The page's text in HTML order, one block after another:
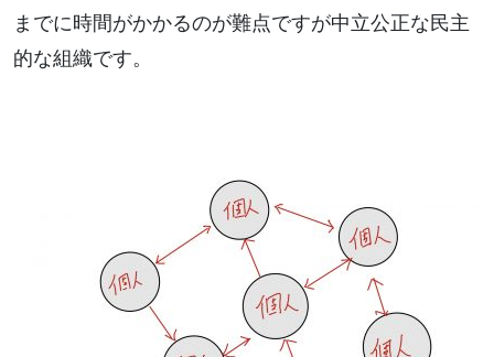
までに時間がかかるのが難点ですが中立公正な民主
的な組織です。